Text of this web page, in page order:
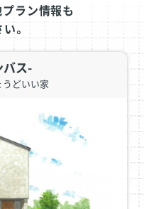
ラン情報も
。
ス-
どいい家